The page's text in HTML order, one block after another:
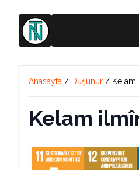
Anasayfa / Düşünür / Kelam
Kelam